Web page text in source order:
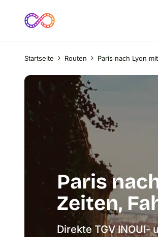
Startseite Routen Paris nach Lyon
Paris
Zeiten,
Direkte TGV INOUI-